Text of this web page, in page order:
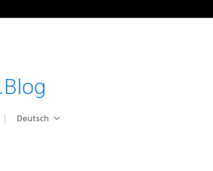
.Blog
Select
Aktuelle
Deutsch